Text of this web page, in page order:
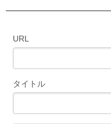
URL
タイトル